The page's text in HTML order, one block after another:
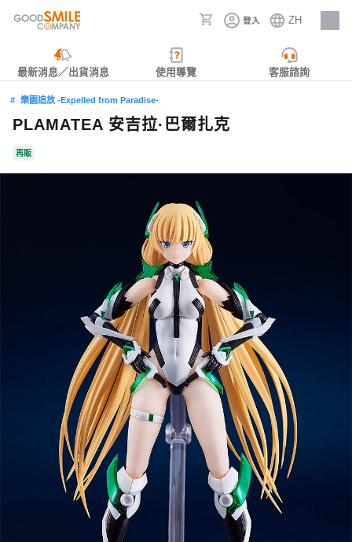
登入 ZH
人才招募
最新消息／出貨消息 使用導覽 客服諮詢
樂園追放 -Expelled from Paradise-
PLAMATEA 安吉拉·巴爾扎克
再販